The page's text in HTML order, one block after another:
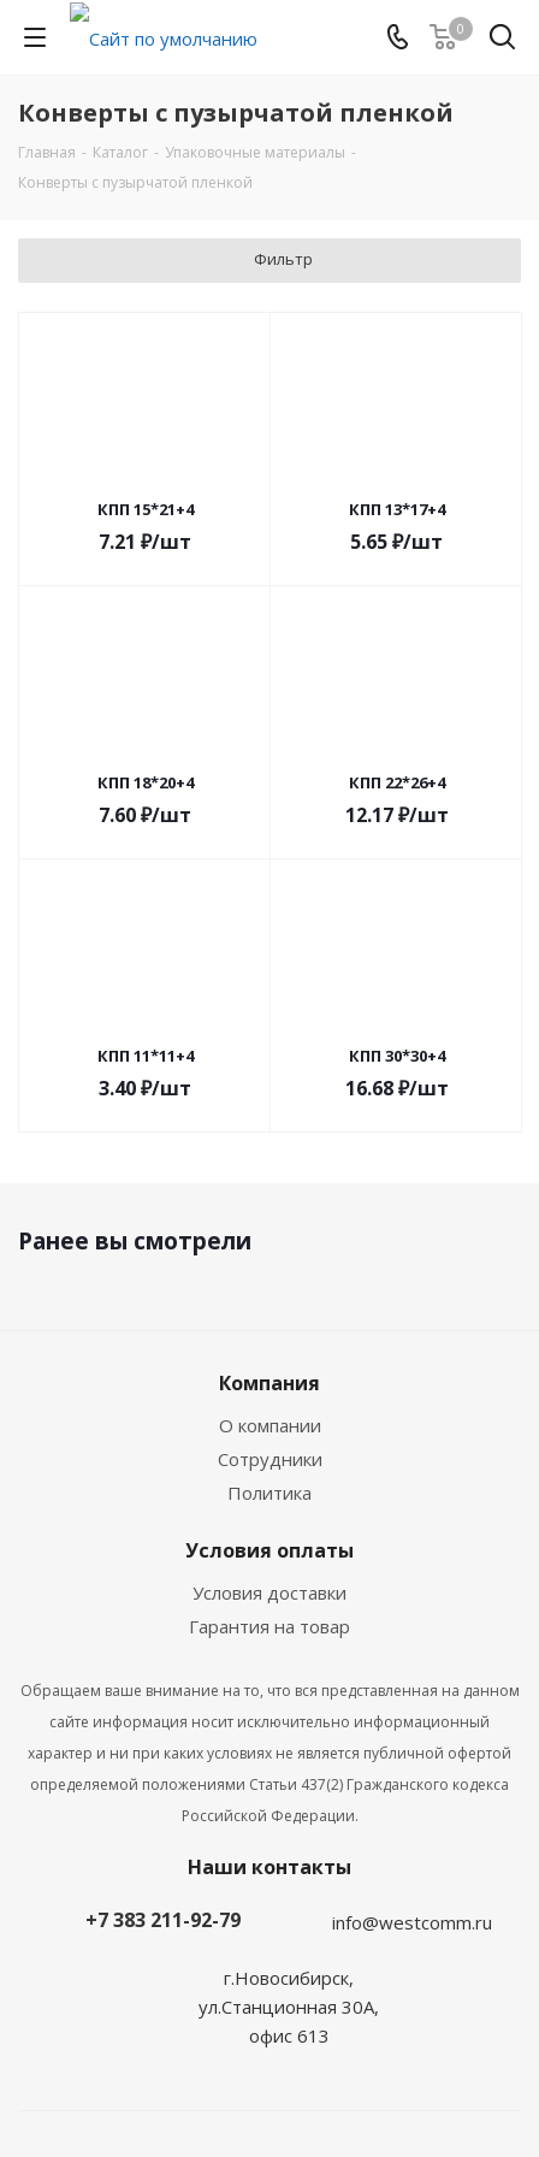
0
Конверты с пузырчатой пленкой
Главная - Каталог - Упаковочные материалы -
Конверты с пузырчатой пленкой
Фильтр
КПП 15*21+4
7.21 ₽/шт
КПП 13*17+4
5.65₽/шт
КПП 18*20+4
7.60₽/шт
КПП 22*26+4
12.17₽/шт
КПП 11*11+4
3.40₽/шт
КПП 30*30+4
16.68₽/шт
Ранее вы смотрели
Компания
О компании
Сотрудники
Политика
Условия оплаты
Условия доставки
Гарантия на товар
Обращаем ваше внимание на то, что вся представленная на данном
сайте информация носит исключительно информационный
характер и ни при каких условиях не является публичной офертой
определяемой положениями Статьи 437(2) Гражданского кодекса
Российской Федерации.
Наши контакты
+7 383 211-92-79
info@westcomm.ru
г.Новосибирск,
ул.Станционная 30А,
офис 613